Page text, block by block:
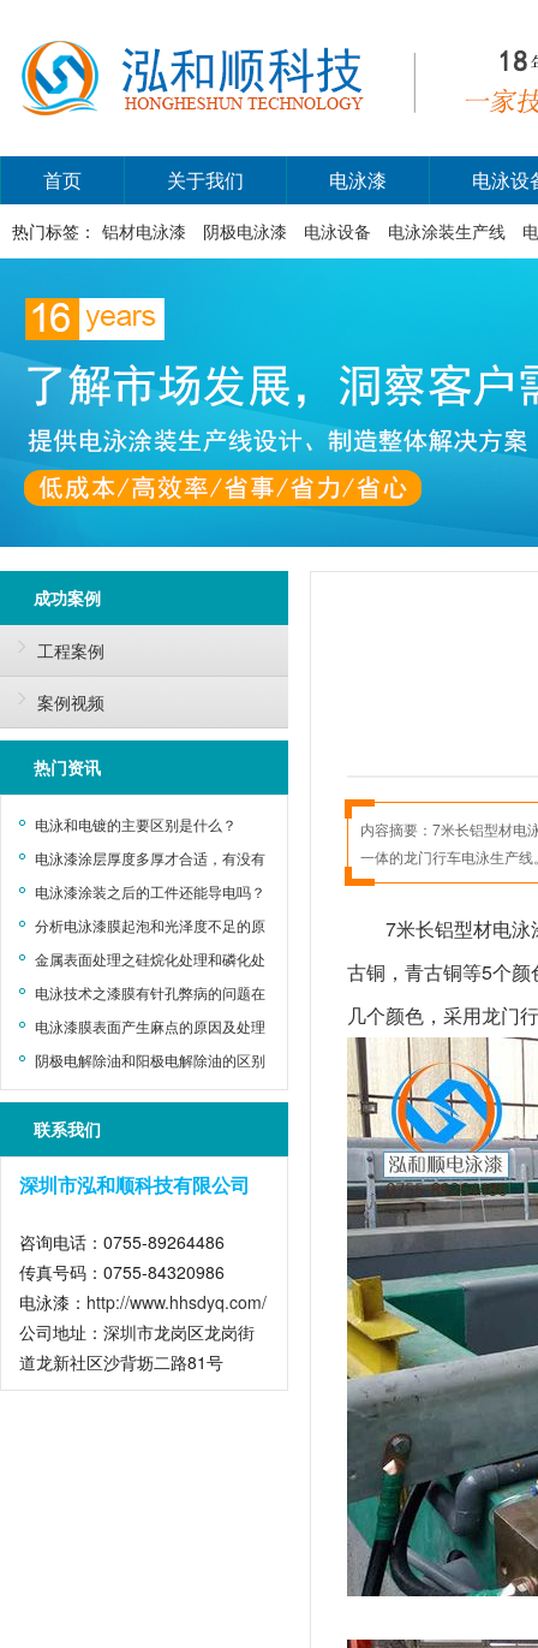
首页 关于我们 电泳漆 电泳设
热门标签： 铝材电泳漆 阴极电泳漆 电泳设备 电泳涂装生产线
成功案例
工程案例
案例视频
热门资讯
电泳和电镀的主要区别是什么？
电泳漆涂层厚度多厚才合适，有没有
什么标准?
电泳漆涂装之后的工件还能导电吗？
分析电泳漆膜起泡和光泽度不足的原
因及处理方法
金属表面处理之硅烷化处理和磷化处
理的优劣对比
电泳技术之漆膜有针孔弊病的问题在
哪里？
电泳漆膜表面产生麻点的原因及处理
方法阴极电解除油和阳极电解除油的区别
是什么？
联系我们
深圳市泓和顺科技有限公司
咨询电话：0755-89264486
传真号码：0755-84320986
电泳漆： http://www.hhsdyq.com/
公司地址：深圳市龙岗区龙岗街
道龙新社区沙背坜二路81号
内容摘要： 7米长铝型材电
一体的龙门行车电泳生产线
7米长铝型材电泳
古铜，青古铜等5个
几个颜色，采用龙门